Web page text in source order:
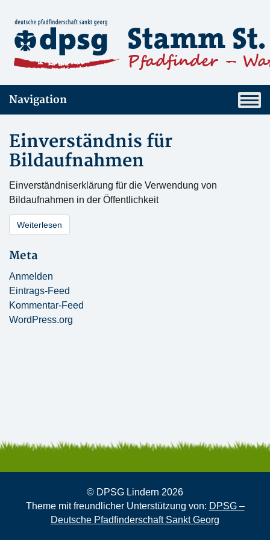
Navigation
Einverständnis für
Bildaufnahmen
Einverständniserklärung für die Verwendung von
Bildaufnahmen in der Öffentlichkeit
Weiterlesen
Meta
Anmelden
Eintrags-Feed
Kommentar-Feed
WordPress.org
© DPSG Lindern 2026
Theme mit freundlicher Unterstützung von: DPSG –
Deutsche Pfadfinderschaft Sankt Georg